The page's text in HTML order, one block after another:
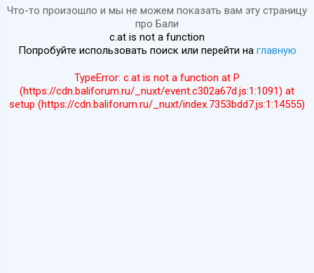
Что-то произошло и мы не можем показать вам эту страницу
про Бали
c.at is not a function
Попробуйте использовать поиск или перейти на главную
TypeError: c.at is not a function at P
(https://cdn.baliforum.ru/_nuxt/event.c302a67d.js:1:1091) at
setup (https://cdn.baliforum.ru/_nuxt/index.7353bdd7.js:1:14555)